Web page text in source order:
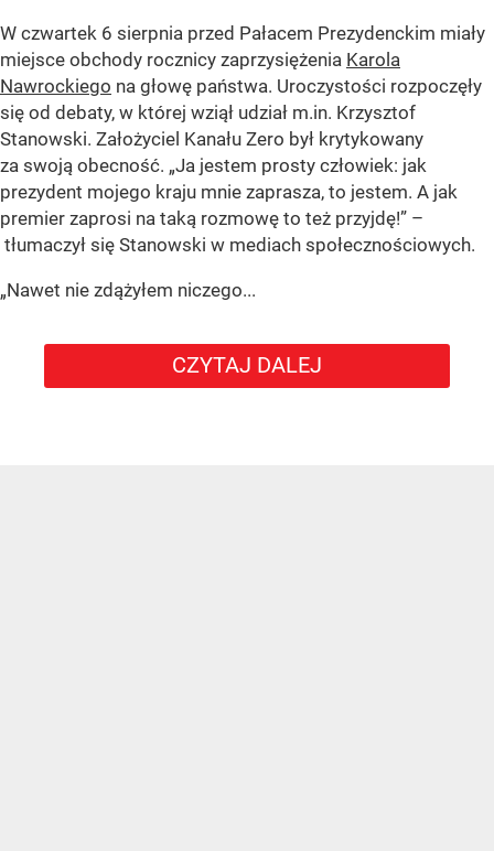
W czwartek 6 sierpnia przed Pałacem Prezydenckim miały
miejsce obchody rocznicy zaprzysiężenia Karola
Nawrockiego na głowę państwa. Uroczystości rozpoczęły
się od debaty, w której wziął udział m.in. Krzysztof
Stanowski. Założyciel Kanału Zero był krytykowany
za swoją obecność. „Ja jestem prosty człowiek: jak
prezydent mojego kraju mnie zaprasza, to jestem. A jak
premier zaprosi na taką rozmowę to też przyjdę!” –
tłumaczył się Stanowski w mediach społecznościowych.
„Nawet nie zdążyłem niczego...
CZYTAJ DALEJ